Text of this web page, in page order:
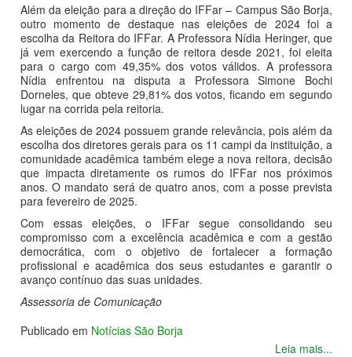
Além da eleição para a direção do IFFar – Campus São Borja,
outro momento de destaque nas eleições de 2024 foi a
escolha da Reitora do IFFar. A Professora Nídia Heringer, que
já vem exercendo a função de reitora desde 2021, foi eleita
para o cargo com 49,35% dos votos válidos. A professora
Nídia enfrentou na disputa a Professora Simone Bochi
Dorneles, que obteve 29,81% dos votos, ficando em segundo
lugar na corrida pela reitoria.
As eleições de 2024 possuem grande relevância, pois além da
escolha dos diretores gerais para os 11 campi da instituição, a
comunidade acadêmica também elege a nova reitora, decisão
que impacta diretamente os rumos do IFFar nos próximos
anos. O mandato será de quatro anos, com a posse prevista
para fevereiro de 2025.
Com essas eleições, o IFFar segue consolidando seu
compromisso com a excelência acadêmica e com a gestão
democrática, com o objetivo de fortalecer a formação
profissional e acadêmica dos seus estudantes e garantir o
avanço contínuo das suas unidades.
Assessoria de Comunicação
Publicado em Notícias São Borja
Leia mais...